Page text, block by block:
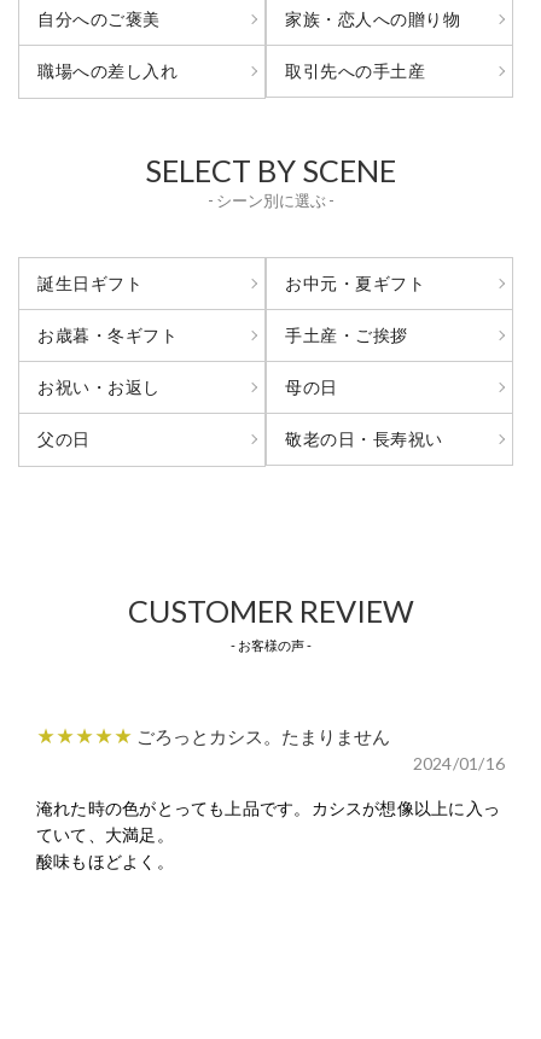
自分へのご褒美 家族・恋人への贈り物
職場への差し入れ 取引先への手土産
SELECT BY SCENE
- シーン別に選ぶ -
誕生日ギフト お中元・夏ギフト
お歳暮・冬ギフト 手土産・ご挨拶
お祝い・お返し 母の日
父の日 敬老の日・長寿祝い
CUSTOMER REVIEW
- お客様の声 -
★★★★★ ごろっとカシス。たまりません
2024/01/16
淹れた時の色がとっても上品です。カシスが想像以上に入っ
ていて、大満足。
酸味もほどよく。